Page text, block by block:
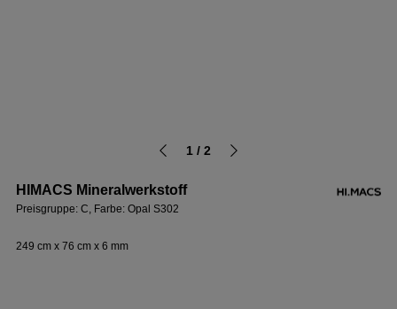
1 / 2
HIMACS Mineralwerkstoff
Preisgruppe: C, Farbe: Opal S302
249 cm x 76 cm x 6 mm